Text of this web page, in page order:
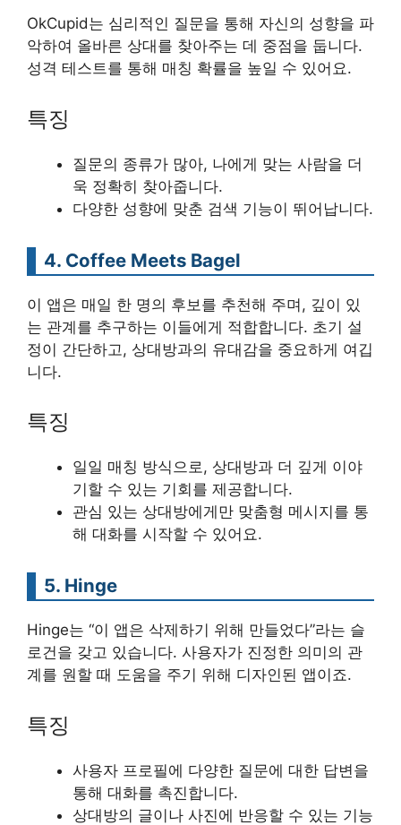
OkCupid는 심리적인 질문을 통해 자신의 성향을 파
악하여 올바른 상대를 찾아주는 데 중점을 둡니다.
성격 테스트를 통해 매칭 확률을 높일 수 있어요.
특징
질문의 종류가 많아, 나에게 맞는 사람을 더
욱 정확히 찾아줍니다.
다양한 성향에 맞춘 검색 기능이 뛰어납니다.
4. Coffee Meets Bagel
이 앱은 매일 한 명의 후보를 추천해 주며, 깊이 있
는 관계를 추구하는 이들에게 적합합니다. 초기 설
정이 간단하고, 상대방과의 유대감을 중요하게 여깁
니다.
특징
일일 매칭 방식으로, 상대방과 더 깊게 이야
기할 수 있는 기회를 제공합니다.
관심 있는 상대방에게만 맞춤형 메시지를 통
해 대화를 시작할 수 있어요.
5. Hinge
Hinge는 “이 앱은 삭제하기 위해 만들었다”라는 슬
로건을 갖고 있습니다. 사용자가 진정한 의미의 관
계를 원할 때 도움을 주기 위해 디자인된 앱이죠.
특징
사용자 프로필에 다양한 질문에 대한 답변을
통해 대화를 촉진합니다.
상대방의 글이나 사진에 반응할 수 있는 기능